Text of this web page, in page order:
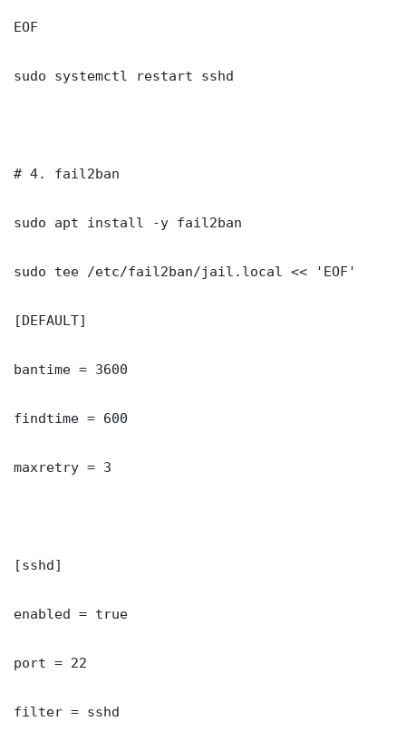
EOF
sudo systemctl restart sshd
# 4. fail2ban
sudo apt install -y fail2ban
sudo tee /etc/fail2ban/jail.local << 'EOF'
[DEFAULT]
bantime = 3600
findtime = 600
maxretry = 3
[sshd]
enabled = true
port = 22
filter = sshd